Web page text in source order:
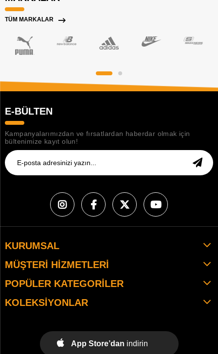
TÜM MARKALAR
E-BÜLTEN
Kampanyalarımızdan ve fırsatlardan haberdar olmak için
bültenimize kayıt olun!
KURUMSAL
MÜŞTERI HIZMETLERI
POPÜLER KATEGORILER
KOLEKSIYONLAR
App Store’dan indirin